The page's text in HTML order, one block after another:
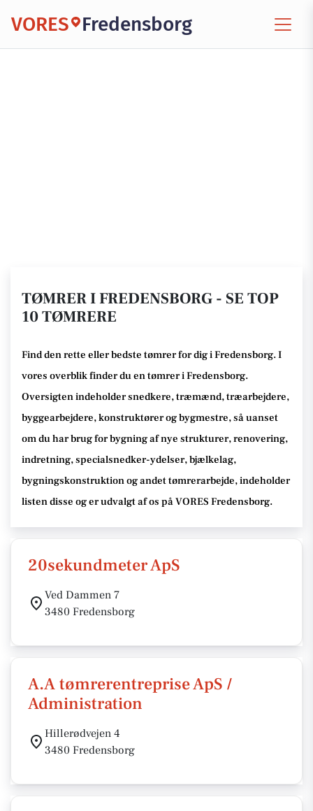
VORES Fredensborg
TØMRER I FREDENSBORG - SE TOP
10 TØMRERE
Find den rette eller bedste tømrerfor dig i Fredensborg. I
vores overblik finder du en tømrer i Fredensborg.
Oversigten indeholder snedkere, træmænd, træarbejdere,
byggearbejdere, konstruktører og bygmestre,så uanset
om du har brug for bygning af nye strukturer, renovering,
indretning, specialsnedker-ydelser, bjælkelag,
bygningskonstruktion og andet tømrerarbejde, indeholder
listen disse og er udvalgt af os på VORES Fredensborg.
20sekundmeter ApS
Ved Dammen 7
3480 Fredensborg
A.A tømrerentreprise ApS /
Administration
Hillerødvejen 4
3480 Fredensborg